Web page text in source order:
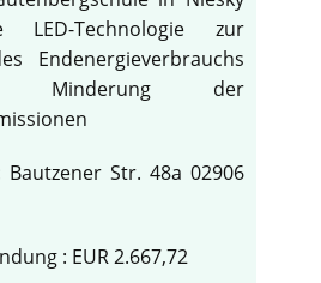
LED-Technologie zur
Endenergieverbrauchs
der
Str. 48a 02906
: EUR 2.667,72